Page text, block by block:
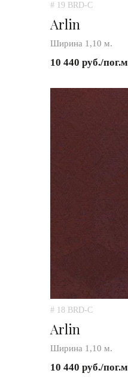
# 19 BRD-C
Arlin
Ширина 1,10 м.
10 440 руб./пог.м
# 18 BRD-C
Arlin
Ширина 1,10 м.
10 440 руб./пог.м